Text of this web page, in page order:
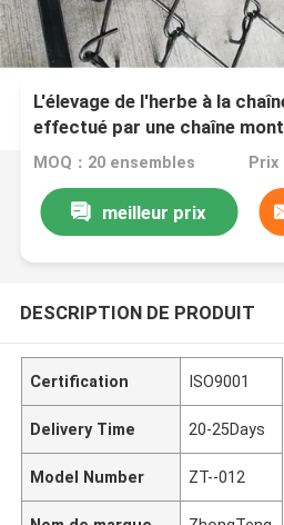
L'élevage de l'herbe à la
effectué par une chaîne
d'une longueur personnalisée.
MOQ：20 ensembles Prix
meilleur prix
DESCRIPTION DE PRODUIT
Certification ISO9001
Delivery Time 20-25Days
Model Number ZT--012